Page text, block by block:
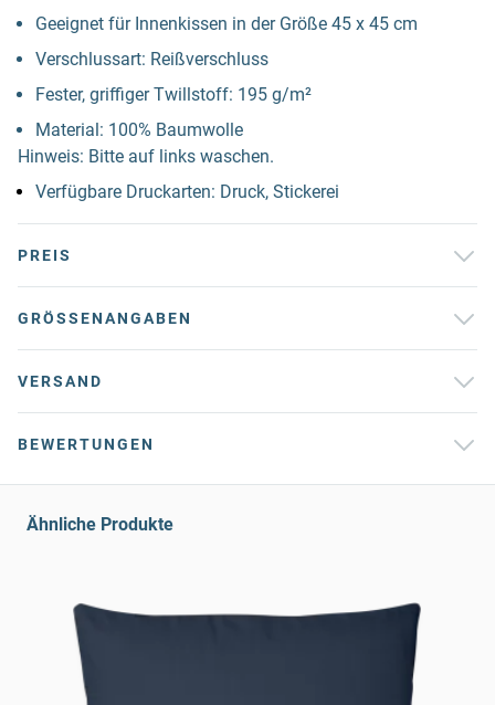
Geeignet für Innenkissen in der Größe 45 x 45 cm
Verschlussart: Reißverschluss
Fester, griffiger Twillstoff: 195 g/m²
Material: 100% Baumwolle
Hinweis: Bitte auf links waschen.
Verfügbare Druckarten: Druck, Stickerei
PREIS
GRÖSSENANGABEN
VERSAND
BEWERTUNGEN
Ähnliche Produkte